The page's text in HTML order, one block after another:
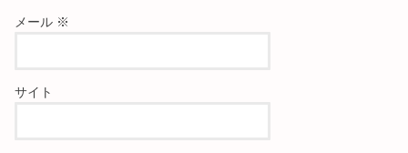
メール ※
サイト